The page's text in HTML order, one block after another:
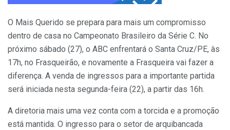
O Mais Querido se prepara para mais um compromisso
dentro de casa no Campeonato Brasileiro da Série C. No
próximo sábado (27), o ABC enfrentará o Santa Cruz/PE, às
17h, no Frasqueirão, e novamente a Frasqueira vai fazer a
diferença. A venda de ingressos para a importante partida
será iniciada nesta segunda-feira (22), a partir das 16h.
A diretoria mais uma vez conta com a torcida e a promoção
está mantida. O ingresso para o setor de arquibancada